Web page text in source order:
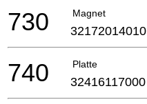
Magnet
730 32172014010
Platte
740 32416117000